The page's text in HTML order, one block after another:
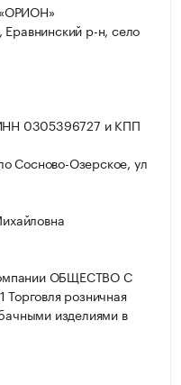
р-н, село
0305396727 и КПП
Сосново-Озерское, ул
ОБЩЕСТВО С
розничная
изделиями в